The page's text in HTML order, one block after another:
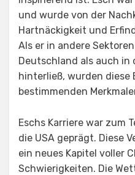
und wurde von der
Hartnäckigkeit und
Als er in andere
Deutschland als auch in
hinterließ, wurden diese
bestimmenden
Eschs Karriere war zum
die USA geprägt. Diese
ein neues Kapitel voller
Schwierigkeiten. Die